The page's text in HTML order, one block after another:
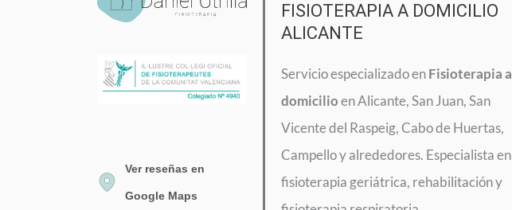
Ver reseñas en
Google Maps
FISIOTERAPIA A DOMICILIO
ALICANTE
Servicio especializado enFisioterapia a
domicilioen Alicante, San Juan, San
Vicente del Raspeig, Cabo de Huertas,
Campello y alrededores. Especialista en
fisioterapia geriátrica, rehabilitación y